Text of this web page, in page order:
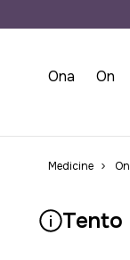
Ona On
Medicine
Tento